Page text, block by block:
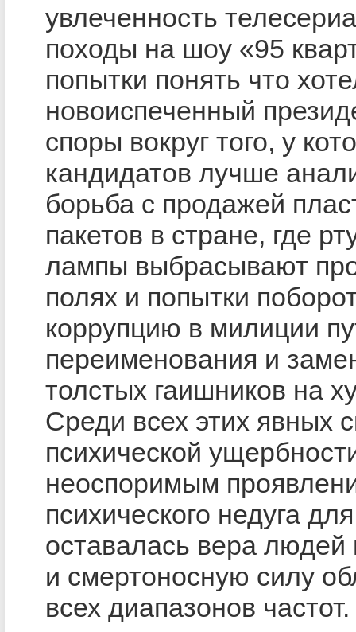
увлеченность
походы на шоу «95
попытки понять что
новоиспеченный
споры вокруг того, у
кандидатов лучше
борьба с продажей
пакетов в стране, где
лампы выбрасывают
полях и попытки
коррупцию в милиции
переименования и
толстых гаишников на
Среди всех этих явных
психической
неоспоримым
психического недуга
оставалась вера людей
и смертоносную силу
всех диапазонов частот.